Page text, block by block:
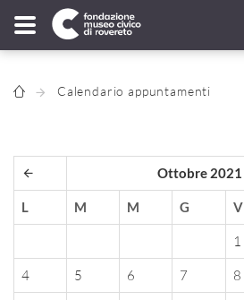
Calendario appuntamenti
Ottobre 2021
L M M G V
1
4
5 6 7 8